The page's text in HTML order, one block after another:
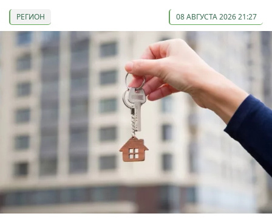
РЕГИОН 08 АВГУСТА 2026 21:27